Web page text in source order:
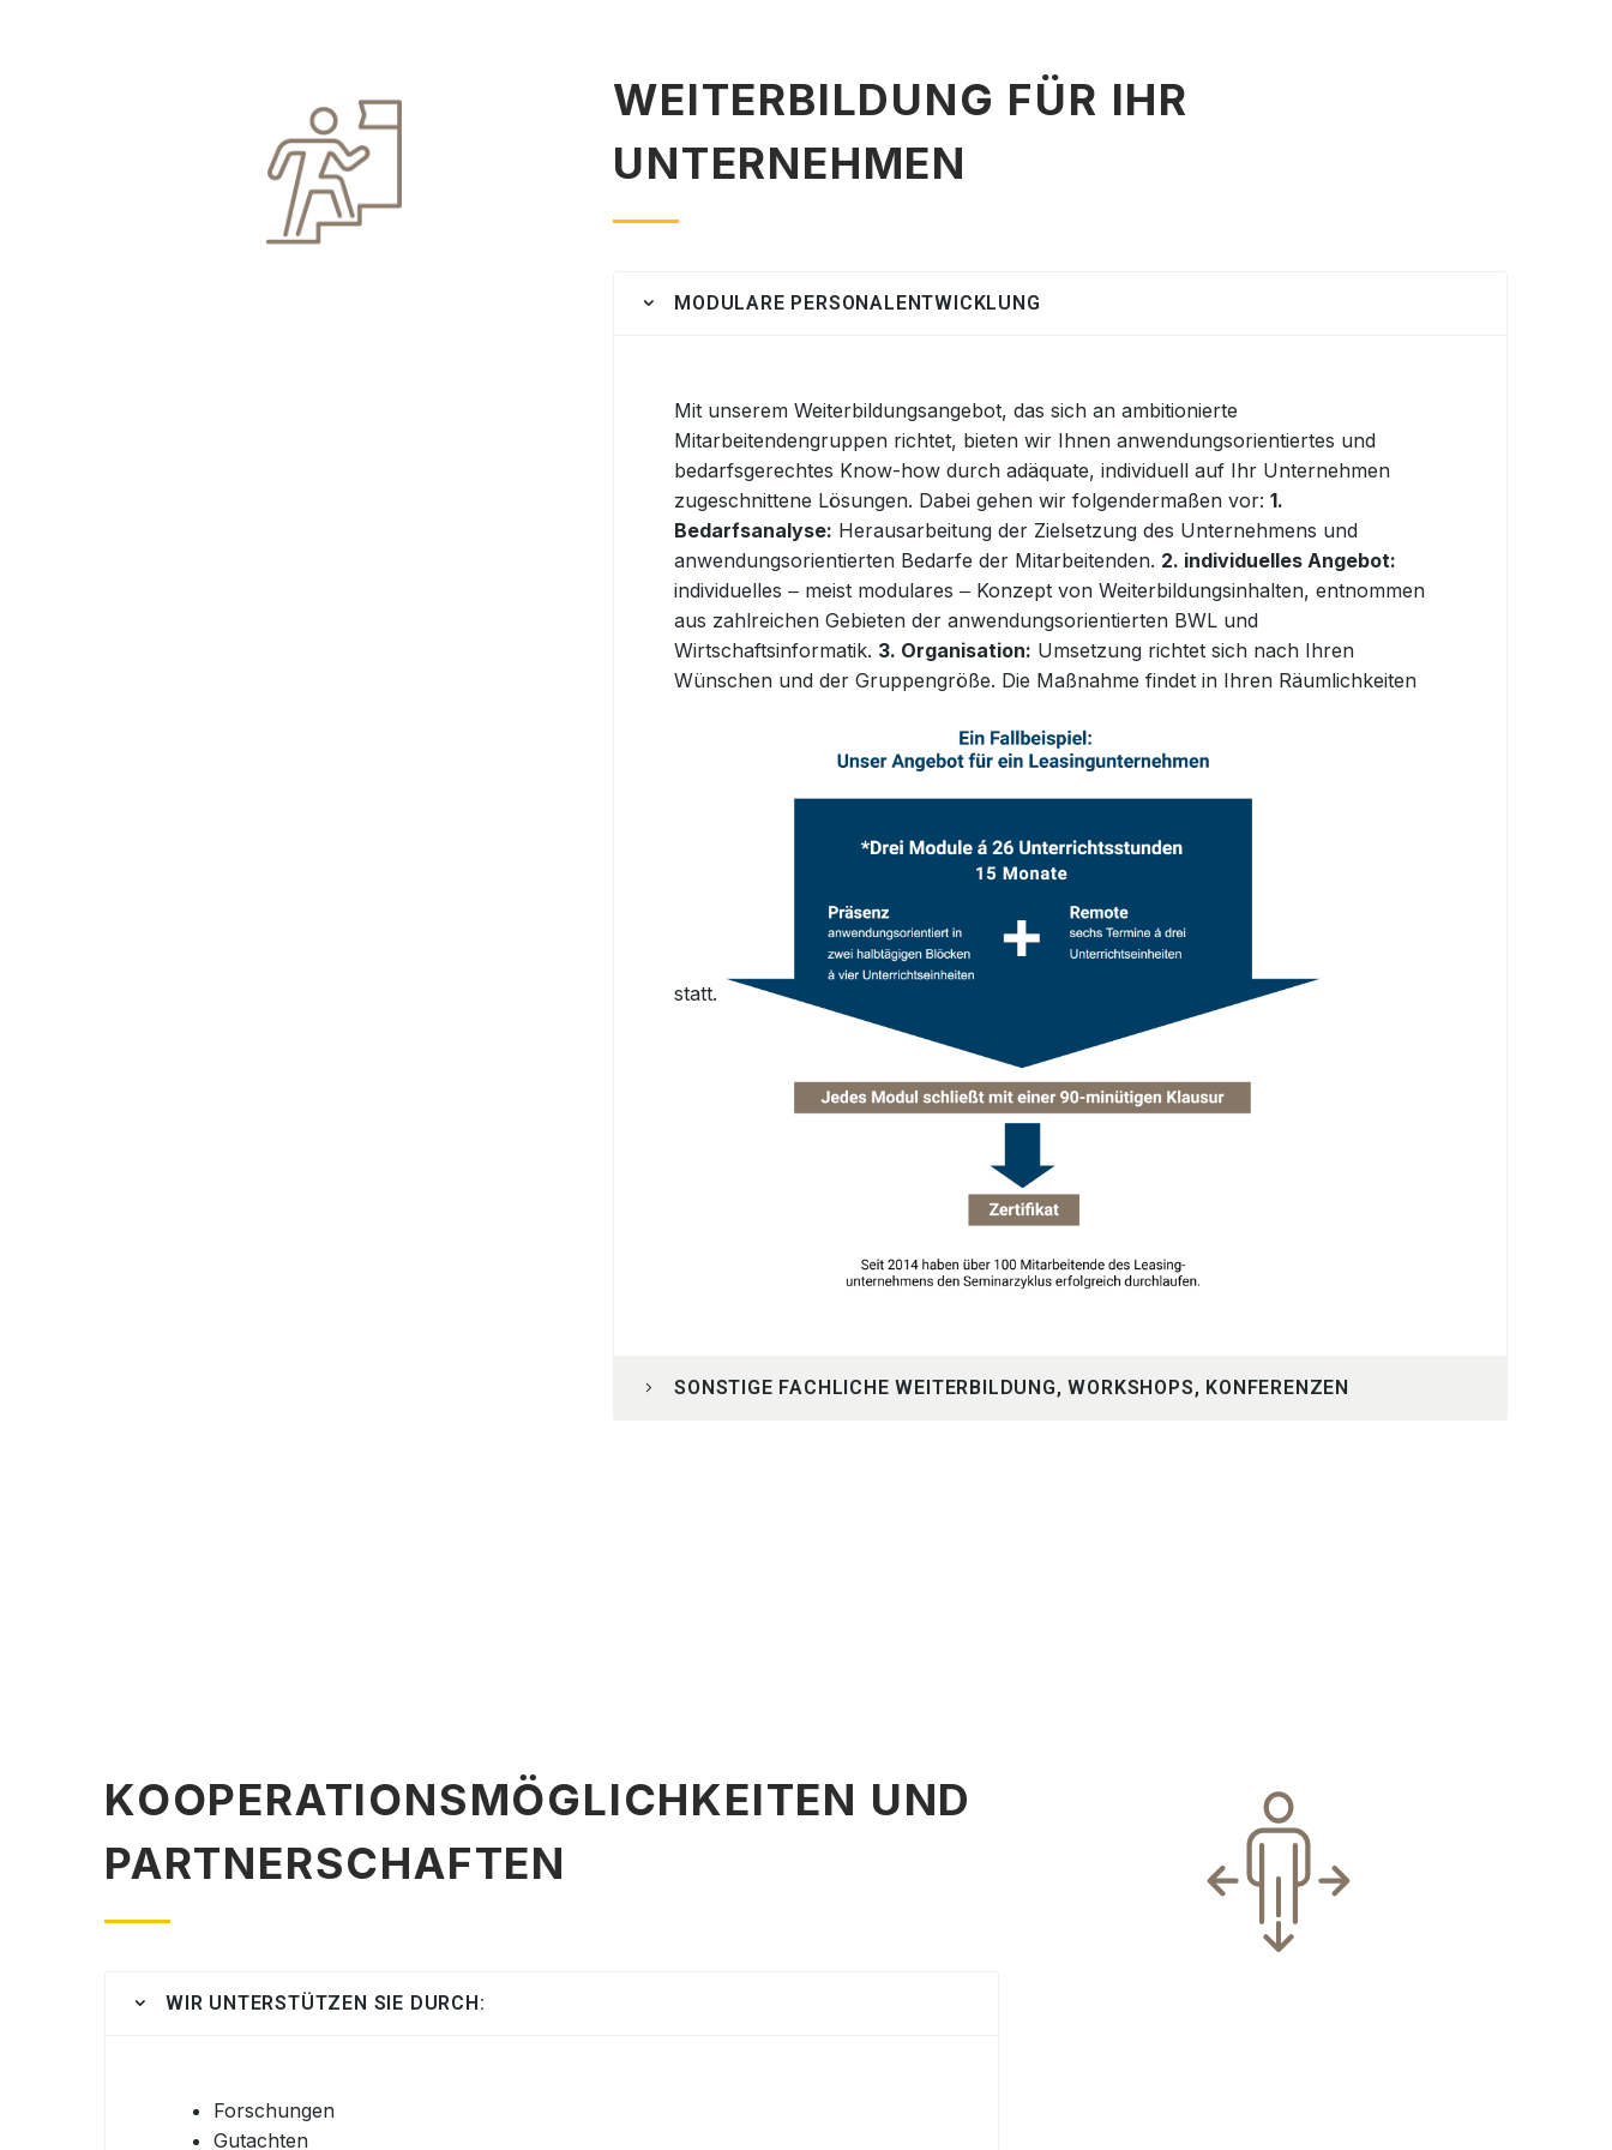
WEITERBILDUNG FÜR IHR
UNTERNEHMEN
MODULARE PERSONALENTWICKLUNG
Mit unserem Weiterbildungsangebot, das sich an ambitionierte
Mitarbeitendengruppen richtet, bieten wir Ihnen anwendungsorientiertes und
bedarfsgerechtes Know-how durch adäquate, individuell auf Ihr Unternehmen
zugeschnittene Lösungen. Dabei gehen wir folgendermaßen vor:1.
Bedarfsanalyse: Herausarbeitung der Zielsetzung des Unternehmens und
anwendungsorientierten Bedarfe der Mitarbeitenden. 2. individuelles Angebot:
individuelles ‒ meist modulares ‒ Konzept vonWeiterbildungsinhalten, entnommen
aus zahlreichen Gebieten der anwendungsorientierten BWL und
Wirtschaftsinformatik. 3. Organisation: Umsetzung richtet sich nach Ihren
Wünschen und derGruppengröße. Die Maßnahme findet in Ihren Räumlichkeiten
statt.
SONSTIGE FACHLICHE WEITERBILDUNG, WORKSHOPS, KONFERENZEN
KOOPERATIONSMÖGLICHKEITEN UND
PARTNERSCHAFTEN
WIR UNTERSTÜTZEN SIE DURCH:
Forschungen
Gutachten